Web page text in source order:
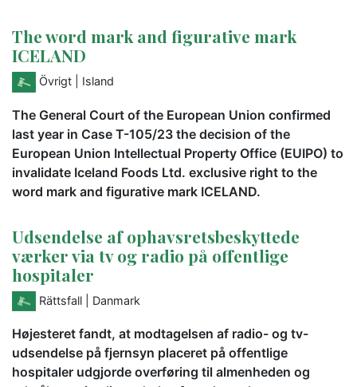
The word mark and figurative mark
ICELAND
Övrigt | Island
The General Court of the European Union confirmed
last year in Case T-105/23 the decision of the
European Union Intellectual Property Office (EUIPO) to
invalidate Iceland Foods Ltd. exclusive right to the
word mark and figurative mark ICELAND.
Udsendelse af ophavsretsbeskyttede
værker via tv og radio på offentlige
hospitaler
Rättsfall | Danmark
Højesteret fandt, at modtagelsen af radio- og tv-
udsendelse på fjernsyn placeret på offentlige
hospitaler udgjorde overføring til almenheden og